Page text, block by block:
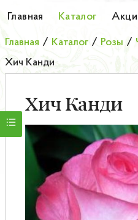
Главная Каталог
Колоновидные деревья
Лук-севок
Малина
Мини-деревья
НОВИНКА Английские и
Саженцы плодовые
Главная / Каталог / Розы /
Хич Канди
Хич Канди